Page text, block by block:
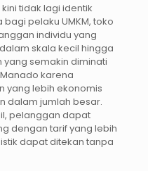
tidak lagi identik
pelaku UMKM, toko
individu yang
skala kecil hingga
yang semakin diminati
karena
yang lebih ekonomis
dalam jumlah besar.
pelanggan dapat
dengan tarif yang lebih
dapat ditekan tanpa